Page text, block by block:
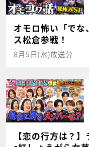
オモロ怖い「で
ス松倉参戦！
8月5日(水)放送分
【恋の行方は？